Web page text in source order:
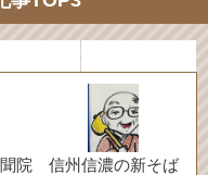
院
信州信濃の新そば